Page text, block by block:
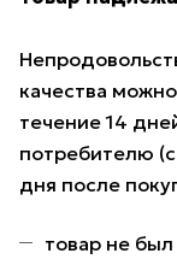
качества
течение 14
потребителю
дня после
товар не